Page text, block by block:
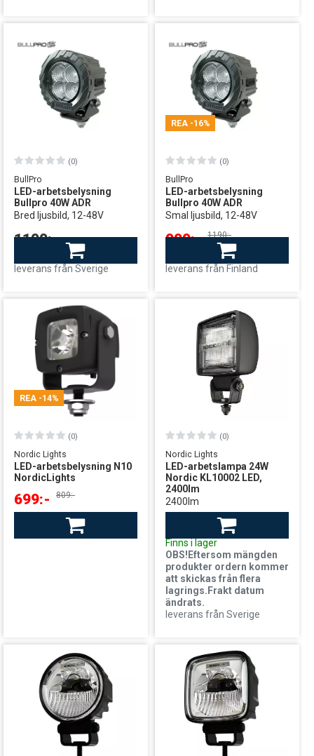
BullPro
LED-arbetsbelysning
Bullpro 40W ADR
Bred ljusbild, 12-48V
(0)
1190:-
leverans från Sverige
REA -16%
BullPro
LED-arbetsbelysning
Bullpro 40W ADR
Smal ljusbild, 12-48V
(0)
999:- 1190:-
leverans från Finland
REA -14%
Nordic Lights
LED-arbetsbelysning N10
NordicLights
(0)
699:- 809:-
Finns i lager
leverans från Sverige
Nordic Lights
LED-arbetslampa 24W
Nordic KL10002 LED,
2400lm
2400lm
(0)
Finns i lager
OBS!Eftersom mängden
produkter ordern kommer
att skickas från flera
lagrings.Frakt datum
ändrats.
leverans från Sverige